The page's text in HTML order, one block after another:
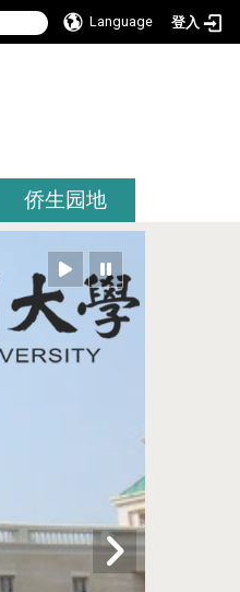
Language 登入
侨生园地